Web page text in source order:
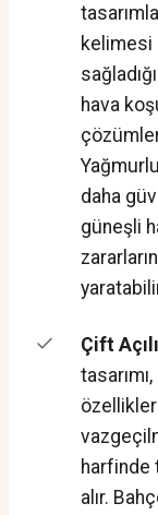
kelimesi
hava
daha
güneşli
Çift
harfinde
alır.